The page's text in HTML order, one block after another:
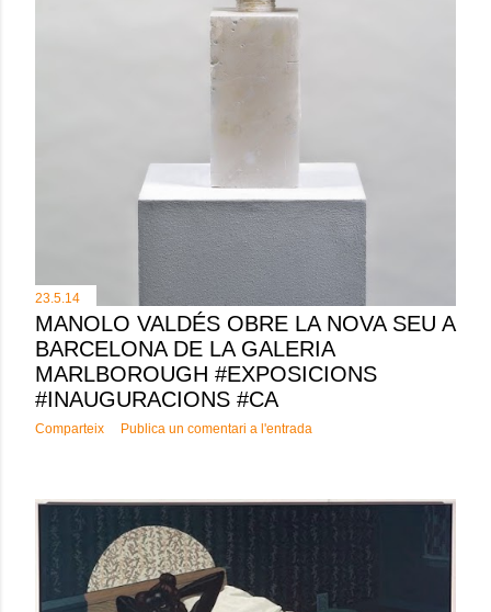
23.5.14
MANOLO VALDÉS OBRE LA NOVA SEU A
BARCELONA DE LA GALERIA
MARLBOROUGH #EXPOSICIONS
#INAUGURACIONS #CA
Comparteix Publica un comentari a l'entrada